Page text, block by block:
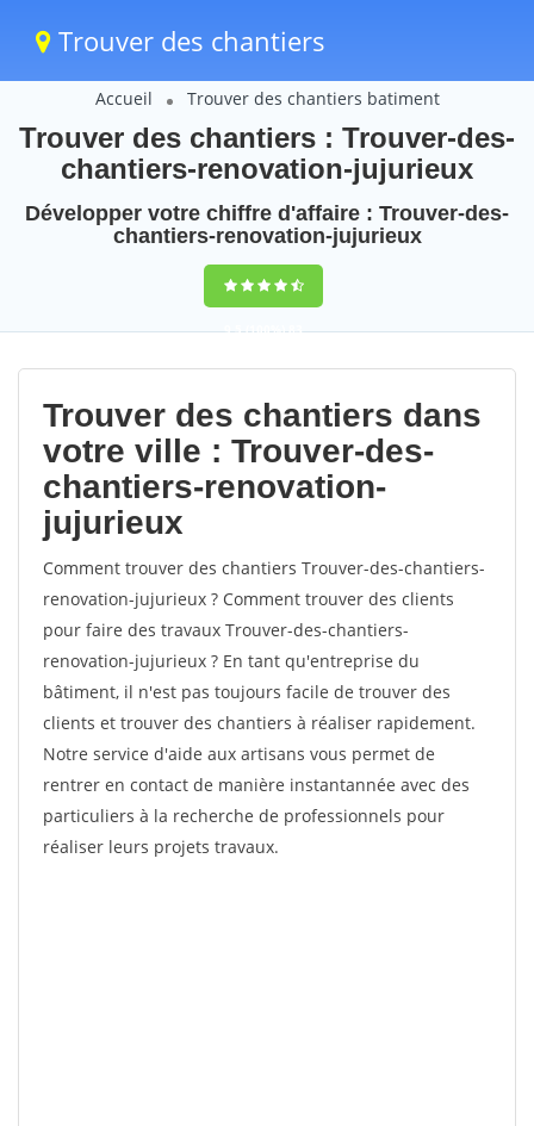
Trouver des chantiers
Accueil Trouver des chantiers batiment
Trouver des chantiers : Trouver-des-
chantiers-renovation-jujurieux
Développer votre chiffre d'affaire : Trouver-des-
chantiers-renovation-jujurieux
9,5(100%)83
votes
Trouver des chantiers dans
votre ville : Trouver-des-
chantiers-renovation-
jujurieux
Comment trouver des chantiers Trouver-des-chantiers-
renovation-jujurieux ? Comment trouver des clients
pour faire des travaux Trouver-des-chantiers-
renovation-jujurieux ? En tant qu'entreprise du
bâtiment, il n'est pas toujours facile de trouver des
clients et trouver des chantiers à réaliser rapidement.
Notre service d'aide aux artisans vous permet de
rentrer en contact de manière instantannée avec des
particuliers à la recherche de professionnels pour
réaliser leurs projets travaux.